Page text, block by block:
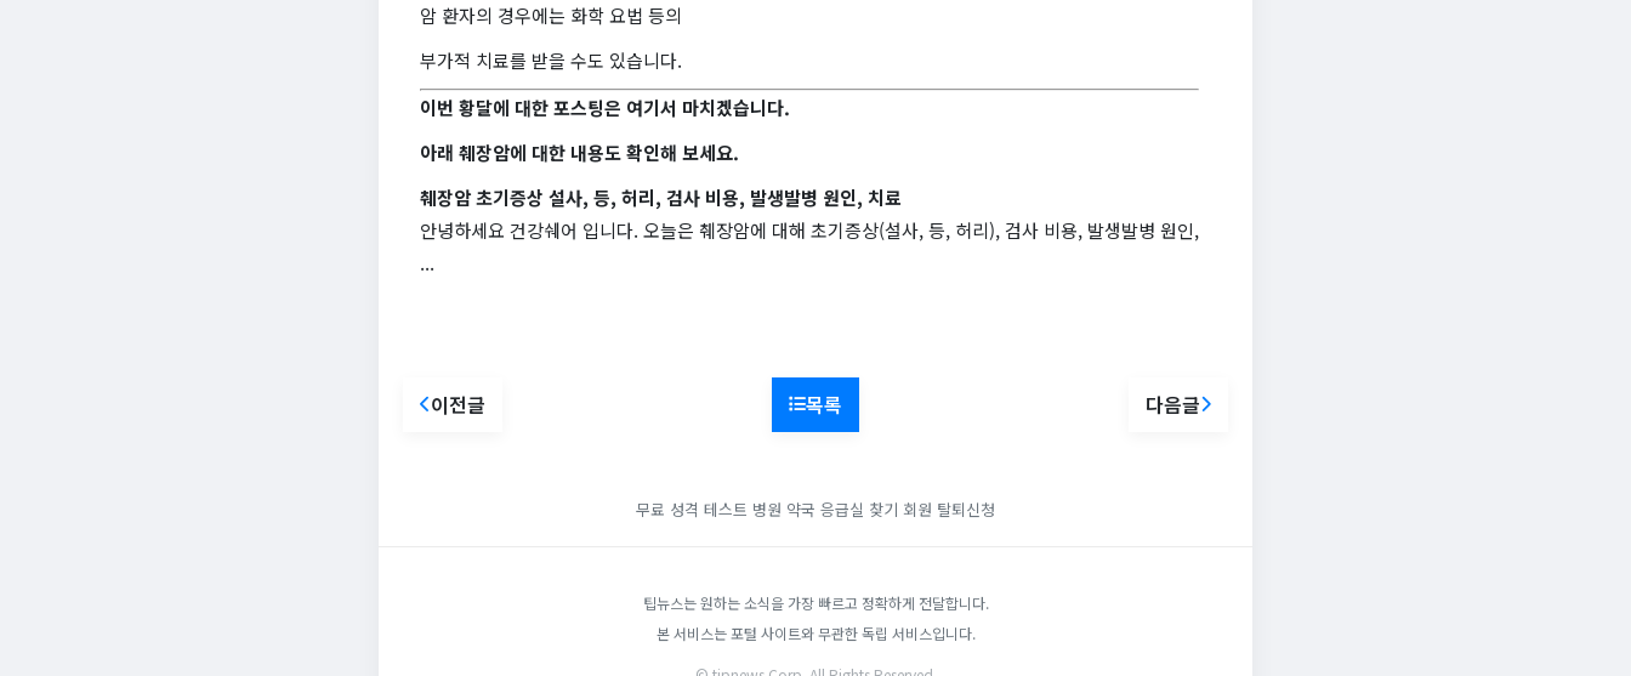
암 환자의 경우에는 화학 요법 등의
부가적 치료를 받을 수도 있습니다.
이번 황달에 대한 포스팅은 여기서 마치겠습니다.
아래 췌장암에 대한 내용도 확인해 보세요.
췌장암 초기증상 설사, 등, 허리, 검사 비용, 발생발병 원인, 치료
안녕하세요 건강쉐어 입니다. 오늘은 췌장암에 대해 초기증상(설사, 등, 허리), 검사 비용, 발생발병 원인,
...
이전글 목록 다음글
무료 성격 테스트 병원 약국 응급실 찾기 회원 탈퇴신청
팁뉴스는 원하는 소식을 가장 빠르고 정확하게 전달합니다.
본 서비스는 포털 사이트와 무관한 독립 서비스입니다.